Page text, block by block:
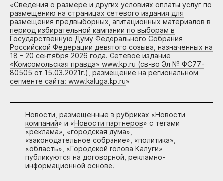
«Сведения о размере и других условиях оплаты услуг по
размещению на страницах сетевого издания для
размещения предвыборных, агитационных материалов в
период избирательной кампании по выборам в
Государственную Думу Федерального Собрания
Российской Федерации девятого созыва, назначенных на
18 – 20 сентября 2026 года. Сетевое издание
«Комсомольская правда» www.kp.ru (св-во Эл № ФС77-
80505 от 15.03.2021г.), размещение на региональном
сегменте сайта: www.kaluga.kp.ru»
Новости, размещенные в рубриках «Новости
компаний» и «Новости партнеров» с тегами
«реклама», «городская дума»,
«законодательное собрание», «политика»,
«область», «Городской голова Калуги»
публикуются на договорной, рекламно-
информационной основе.